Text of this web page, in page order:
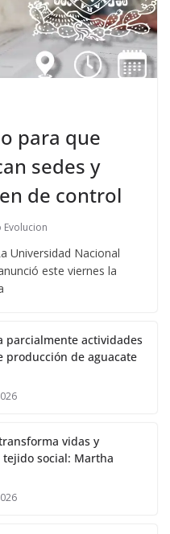
para que
sedes y
de control
Evolucion
Universidad Nacional
este viernes la
parcialmente actividades
producción de aguacate
vidas y
social: Martha